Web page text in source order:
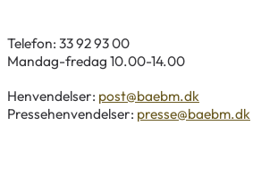
Telefon: 33 92 93 00
Mandag-fredag 10.00-14.00
Henvendelser: post@baebm.dk
Pressehenvendelser: presse@baebm.dk